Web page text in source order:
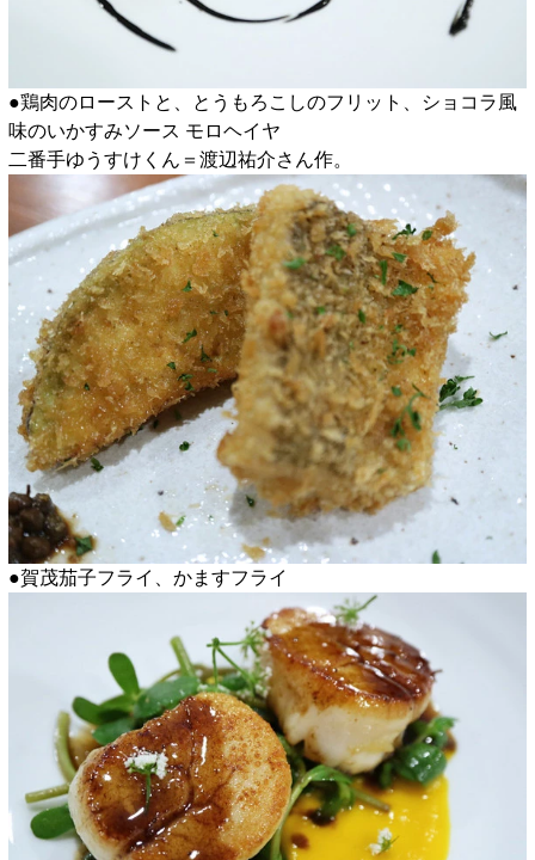
●鶏肉のローストと、とうもろこしのフリット、ショコラ風
味のいかすみソース モロヘイヤ
二番手ゆうすけくん＝渡辺祐介さん作。
●賀茂茄子フライ、かますフライ